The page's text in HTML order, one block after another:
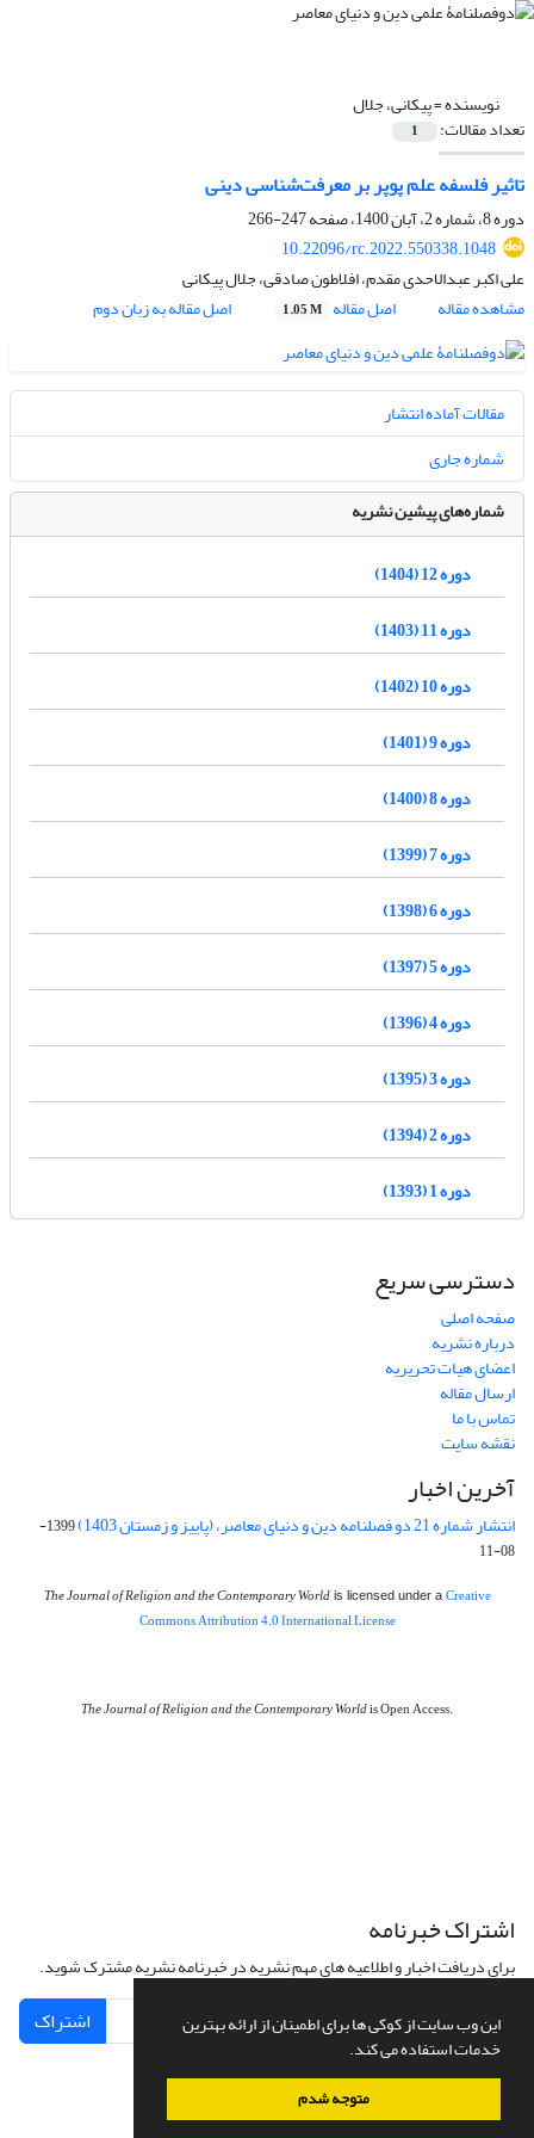
این وب سایت از کوکی ها برای اطمینان از ارائه بهترین
خدمات استفاده می کند.
متوجه شدم
نویسنده =پیکانی، جلال
تعداد مقالات: 1
تاثیر فلسفه علم پوپر بر معرفت‌شناسی دینی
دوره 8، شماره 2، آبان 1400، صفحه
247-266
10.22096/rc.2022.550338.1048
علی اکبر عبدالاحدی مقدم، افلاطون صادقی، جلال پیکانی
مشاهده مقاله
اصل مقاله 1.05 M اصل مقاله به زبان دوم
مقالات آماده انتشار
شماره جاری
شماره‌های پیشین نشریه
دوره 12 (1404)
دوره 11 (1403)
دوره 10 (1402)
دوره 9 (1401)
دوره 8 (1400)
دوره 7 (1399)
دوره 6 (1398)
دوره 5 (1397)
دوره 4 (1396)
دوره 3 (1395)
دوره 2 (1394)
دوره 1 (1393)
دسترسی سریع
صفحه اصلی
درباره نشریه
اعضای هیات تحریریه
ارسال مقاله
تماس با ما
نقشه سایت
آخرین اخبار
انتشار شماره 21 دو فصلنامه دین و دنیای معاصر، (پاییز و زمستان 1403)
1399-
08-11
The Journal of Religion and the Contemporary Worldis licensed under a Creative
Commons Attribution 4.0 International License
The Journal of Religion and the Contemporary Worldis Open Access.
اشتراک خبرنامه
برای دریافت اخبار و اطلاعیه های مهم نشریه در خبرنامه نشریه مشترک شوید.
اشتراک
سامانه مدیریت نشریات علمی.طراحی و پیاده سازی ازسیناوب